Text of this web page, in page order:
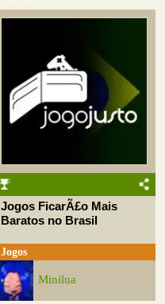
Jogos FicarÃ£o Mais
Baratos no Brasil
Jogos
Minilua